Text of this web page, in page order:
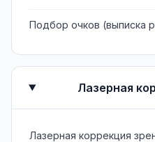
Подбор очков (выписка
Лазерная
Лазерная коррекция